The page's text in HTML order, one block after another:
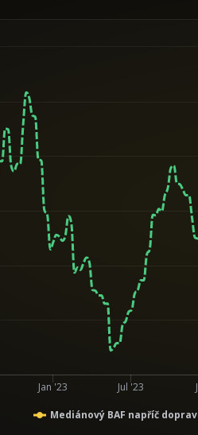
Mediánový BAF napříč
Jan '23 Jul '23